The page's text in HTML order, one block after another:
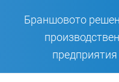
Браншовото
предприятия